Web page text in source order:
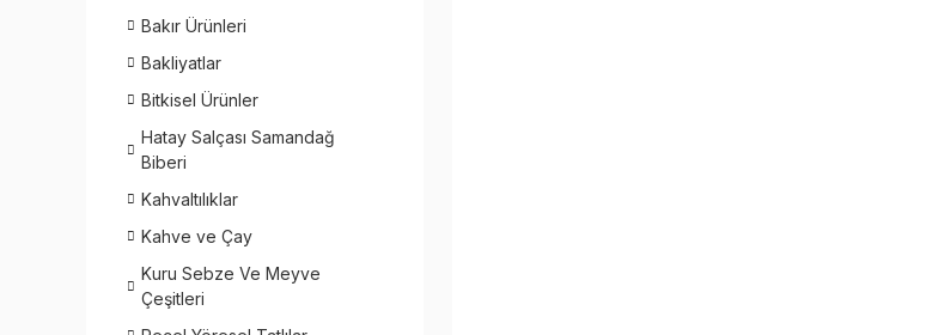
Bakır Ürünleri
Bakliyatlar
Bitkisel Ürünler
Hatay Salçası Samandağ
Biberi
Kahvaltılıklar
Kahve ve Çay
Kuru Sebze Ve Meyve
Çeşitleri